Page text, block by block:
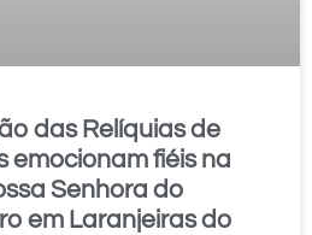
das Relíquias de
emocionam fiéis na
Senhora do
em Laranjeiras do